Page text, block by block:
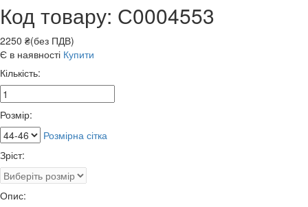
Код товару: С0004553
2250 ₴(без ПДВ)
Є в наявності Купити
Кількість:
Розмір:
Розмірна сітка
Зріст:
Опис: